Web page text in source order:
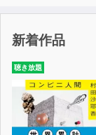
家の重みに耐え
方
今までと全く
らす。自分の
歌は現実をえぐ
新着作品
聴き放題